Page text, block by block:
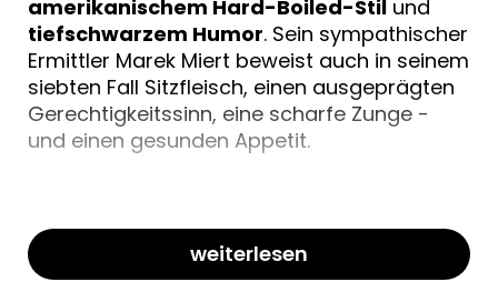
amerikanischem Hard-Boiled-Stil und
tiefschwarzem Humor. Sein sympathischer
Ermittler Marek Miert beweist auch in seinem
siebten Fall Sitzfleisch, einen ausgeprägten
Gerechtigkeitssinn, eine scharfe Zunge -
und einen gesunden Appetit.
- mit dem beliebten Harlander
Diskontdetektiv Marek Miert
weiterlesen